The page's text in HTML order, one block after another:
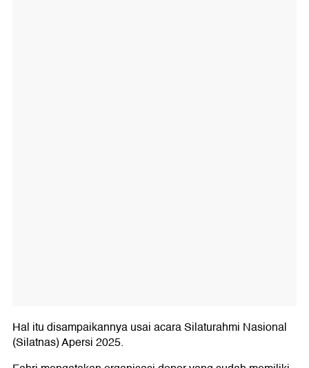
Hal itu disampaikannya usai acara Silaturahmi Nasional
(Silatnas) Apersi 2025.